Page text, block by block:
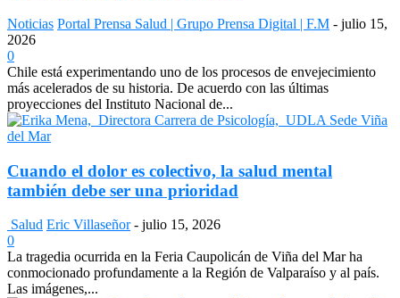
Noticias Portal Prensa Salud | Grupo Prensa Digital | F.M - julio 15,
2026
0
Chile está experimentando uno de los procesos de envejecimiento
más acelerados de su historia. De acuerdo con las últimas
proyecciones del Instituto Nacional de...
Cuando el dolor es colectivo, la salud mental
también debe ser una prioridad
Salud Eric Villaseñor - julio 15, 2026
0
La tragedia ocurrida en la Feria Caupolicán de Viña del Mar ha
conmocionado profundamente a la Región de Valparaíso y al país.
Las imágenes,...